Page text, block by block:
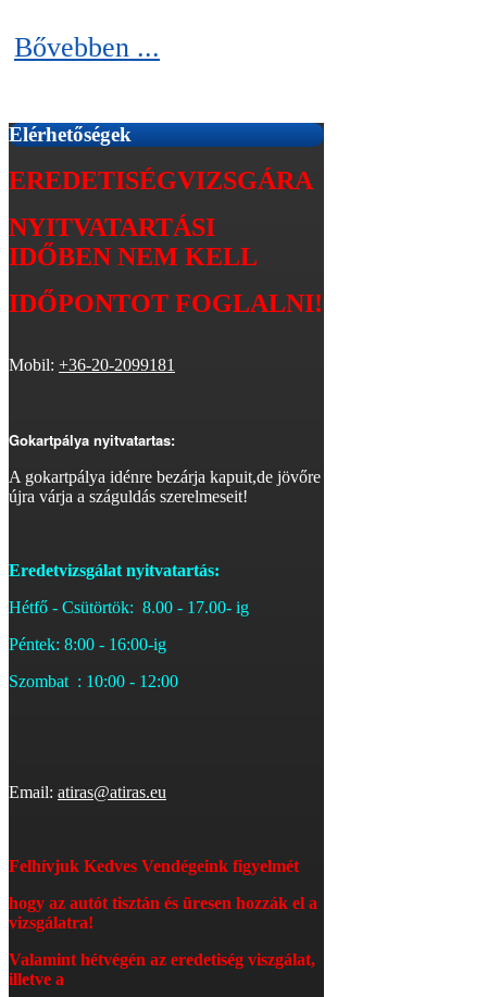
Bővebben ...
Elérhetőségek
EREDETISÉGVIZSGÁRA
NYITVATARTÁSI
IDŐBEN NEM KELL
IDŐPONTOT FOGLALNI!
Mobil: +36-20-2099181
Gokartpálya nyitvatartas:
A gokartpálya idénre bezárja kapuit,de jövőre
újra várja a száguldás szerelmeseit!
Eredetvizsgálat nyitvatartás:
Hétfő - Csütörtök: 8.00 - 17.00- ig
Péntek: 8:00 - 16:00-ig
Szombat : 10:00 - 12:00
Email: atiras@atiras.eu
Felhívjuk Kedves Vendégeink figyelmét
hogy az autót tisztán és üresen hozzák el a
vizsgálatra!
Valamint hétvégén az eredetiség viszgálat,
illetve a